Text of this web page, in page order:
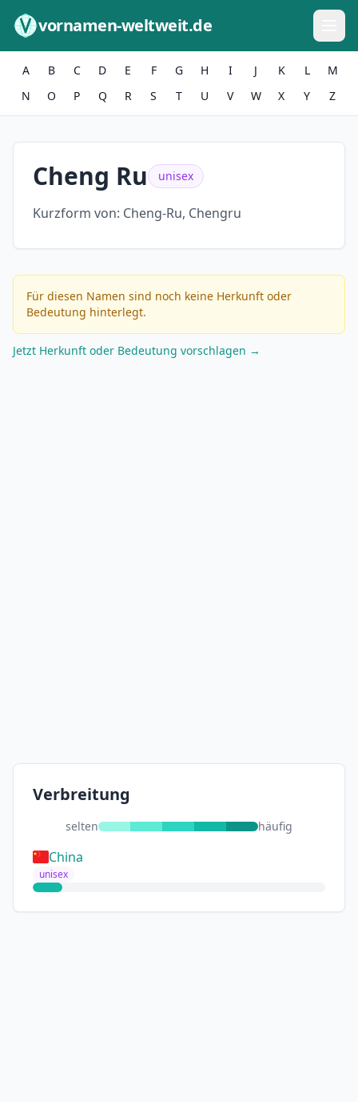
vornamen-weltweit.de
A B C D E F G H I J K L
M
N
O P Q R S T U V W X Y Z
Cheng Ru unisex
Kurzform von: Cheng-Ru, Chengru
Für diesen Namen sind noch keine Herkunft oder
Bedeutung hinterlegt.
Jetzt Herkunft oder Bedeutung vorschlagen →
Verbreitung
selten häufig
China
unisex